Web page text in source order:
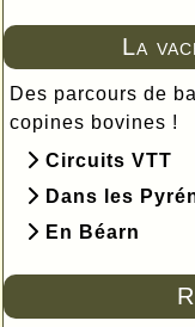
La
Des parcours de
copines bovines !
Circuits VTT
Dans les
En Béarn